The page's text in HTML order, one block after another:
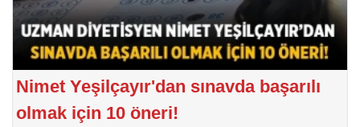
Nimet Yeşilçayır'dan sınavda başarılı
olmak için 10 öneri!